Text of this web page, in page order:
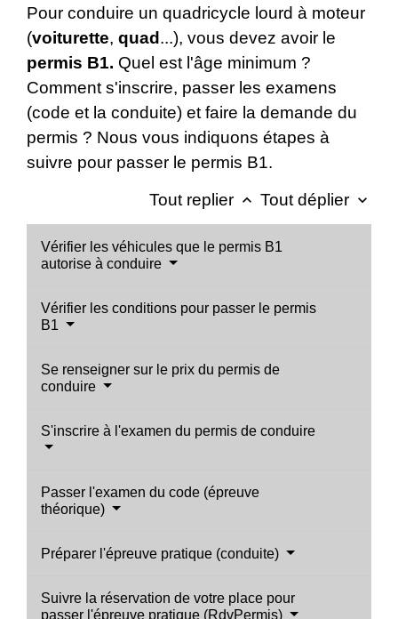
Pour conduire un quadricycle lourd à moteur
(voiturette, quad ...), vous devez avoir le
permis B1. Quel est l'âge minimum ?
Comment s'inscrire, passer les examens
(code et la conduite) et faire la demande du
permis ? Nous vous indiquons étapes à
suivre pour passer le permis B1.
Tout replier keyboard_arrow_up Tout déplier keyboard_arrow_down
Vérifier les véhicules que le permis B1
autorise à conduire
Vérifier les conditions pour passer le permis
B1
Se renseigner sur le prix du permis de
conduire
S'inscrire à l'examen du permis de conduire
Passer l'examen du code (épreuve
théorique)
Préparer l'épreuve pratique (conduite)
Suivre la réservation de votre place pour
passer l'épreuve pratique (RdvPermis)